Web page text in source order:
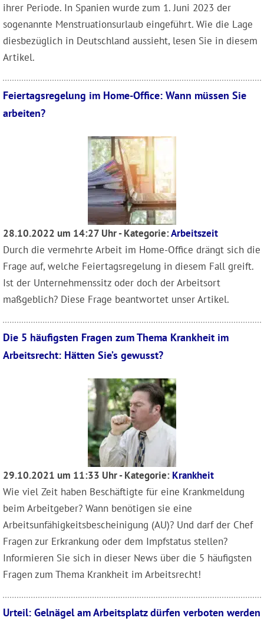
ihrer Periode. In Spanien wurde zum 1. Juni 2023 der
sogenannte Menstruationsurlaub eingeführt. Wie die Lage
diesbezüglich in Deutschland aussieht, lesen Sie in diesem
Artikel.
Feiertagsregelung im Home-Office: Wann müssen Sie
arbeiten?
28.10.2022 um 14:27 Uhr - Kategorie:Arbeitszeit
Durch die vermehrte Arbeit im Home-Office drängt sich die
Frage auf, welche Feiertagsregelung in diesem Fall greift.
Ist der Unternehmenssitz oder doch der Arbeitsort
maßgeblich? Diese Frage beantwortet unser Artikel.
Die 5 häufigsten Fragen zum Thema Krankheit im
Arbeitsrecht: Hätten Sie’s gewusst?
29.10.2021 um 11:33 Uhr - Kategorie: Krankheit
Wie viel Zeit haben Beschäftigte für eine Krankmeldung
beim Arbeitgeber? Wann benötigen sie eine
Arbeitsunfähigkeitsbescheinigung (AU)? Und darf der Chef
Fragen zur Erkrankung oder dem Impfstatus stellen?
Informieren Sie sich in dieser News über die 5 häufigsten
Fragen zum Thema Krankheit im Arbeitsrecht!
Urteil: Gelnägel am Arbeitsplatz dürfen verboten werden